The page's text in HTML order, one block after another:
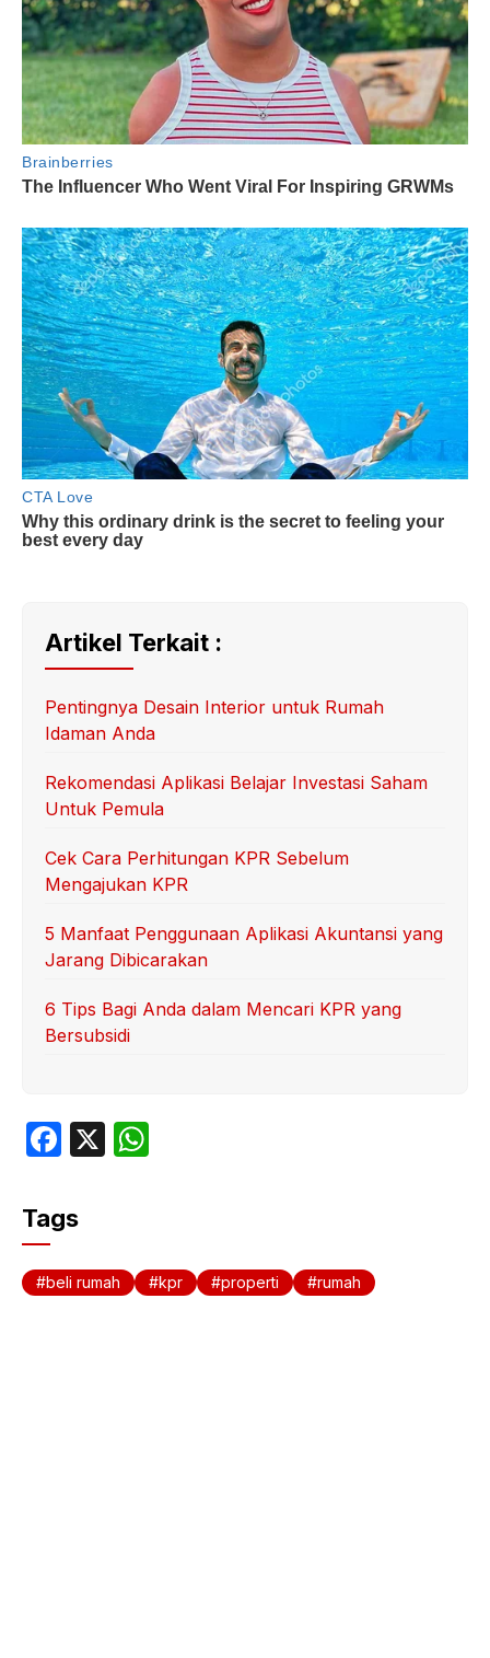
Artikel Terkait :
Pentingnya Desain Interior untuk Rumah
Idaman Anda
Rekomendasi Aplikasi Belajar Investasi Saham
Untuk Pemula
Cek Cara Perhitungan KPR Sebelum
Mengajukan KPR
5 Manfaat Penggunaan Aplikasi Akuntansi yang
Jarang Dibicarakan
6 Tips Bagi Anda dalam Mencari KPR yang
Bersubsidi
F
c
e
b
X
A
Tags
beli rumah kpr properti rumah